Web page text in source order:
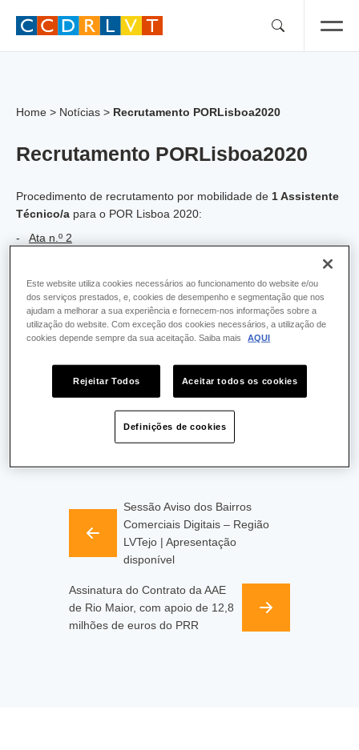
Home > Notícias > Recrutamento PORLisboa2020
Recrutamento PORLisboa2020
Procedimento de recrutamento por mobilidade de 1 Assistente
Técnico/a para o POR Lisboa 2020:
Ata n.º 2
Procedimento de recrutamento por mobilidade de 1 Técnico/a
Superiorpara o POR Lisboa 2020:
Ata nº 2
10/02/2023
28/03/2022
Sessão Aviso dos Bairros
Comerciais Digitais – Região
LVTejo | Apresentação
disponível
Assinatura do Contrato da AAE
de Rio Maior, com apoio de 12,8
milhões de euros do PRR
Este website utiliza cookies necessários ao funcionamento do website e/ou
dos serviços prestados, e, cookies de desempenho e segmentação que nos
ajudam a melhorar a sua experiência e fornecem-nos informações sobre a
utilização do website. Com exceção dos cookies necessários, a utilização de
cookies depende sempre da sua aceitação. Saiba mais
AQUI
Rejeitar Todos Aceitar todos os cookies
Definições de cookies